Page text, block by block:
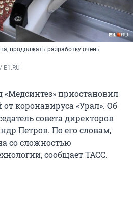
продолжать разработку очень
«Медсинтез» приостановил
коронавируса «Урал». Об
совета директоров
Петров. По его словам,
со сложностью
сообщает ТАСС.